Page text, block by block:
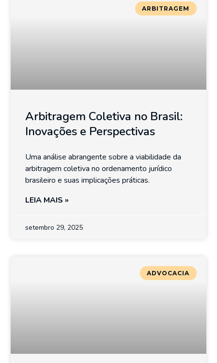
ARBITRAGEM
Arbitragem Coletiva no Brasil:
Inovações e Perspectivas
Uma análise abrangente sobre a viabilidade da
arbitragem coletiva no ordenamento jurídico
brasileiro e suas implicações práticas.
LEIA MAIS »
setembro 29, 2025
ADVOCACIA